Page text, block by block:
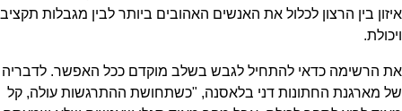
איזון בין הרצון לכלול את האנשים האהובים ביותר לבין מגבלות תקציב
ויכולת.
את הרשימה כדאי להתחיל לגבש בשלב מוקדם ככל האפשר. לדבריה
של מארגנת החתונות דני בלאסנה, "כשתחושת ההתרגשות עולה, קל